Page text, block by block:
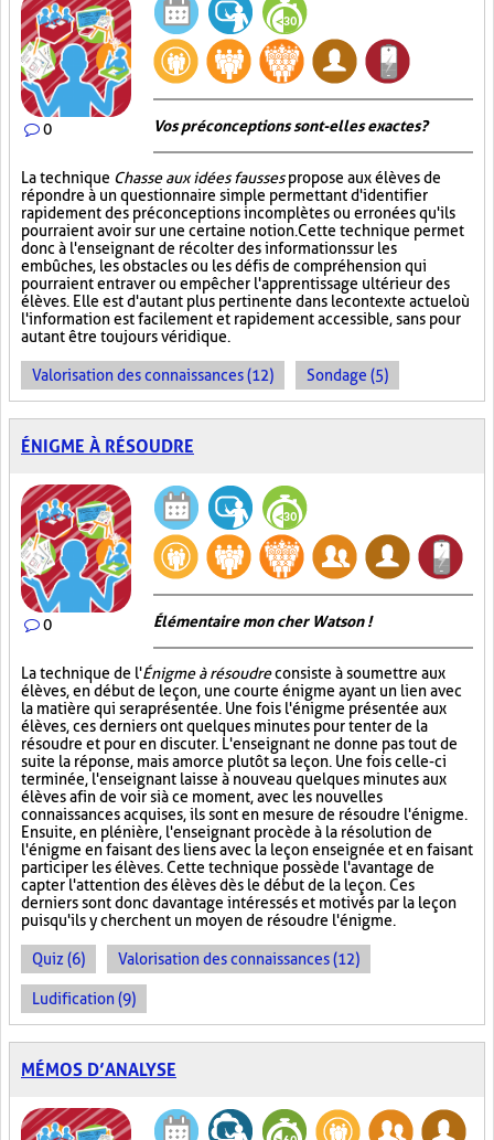
0 Vos préconceptions sont-elles exactes ?
La technique Chasse aux idées faussespropose aux élèves de
répondre à un questionnaire simple permettant d'identifier
rapidement des préconceptions incomplètes ou erronées qu'ils
pourraient avoir sur une certaine notion. Cette technique permet
donc à l'enseignant de récolter des informations sur les
embûches, les obstacles ou les défis de compréhension qui
pourraient entraver ou empêcher l'apprentissage ultérieur des
élèves. Elle est d'autant plus pertinente dans le contexte actuel où
l'information est facilement et rapidement accessible, sans pour
autant être toujours véridique.
Valorisation des connaissances (12) Sondage (5)
ÉNIGME À RÉSOUDRE
0 Élémentaire mon cher Watson !
La technique de l'Énigme à résoudreconsiste à soumettre aux
élèves, en début de leçon, une courte énigme ayant un lien avec
la matière qui sera présentée. Une fois l'énigme présentée aux
élèves, ces derniers ont quelques minutes pour tenter de la
résoudre et pour en discuter. L'enseignant ne donne pas tout de
suite la réponse, mais amorce plutôt sa leçon. Une fois celle-ci
terminée, l'enseignant laisse à nouveau quelques minutes aux
élèves afin de voir si à ce moment, avec les nouvelles
connaissances acquises, ils sont en mesure de résoudre l'énigme.
Ensuite, en plénière, l'enseignant procède à la résolution de
l'énigme en faisant des liens avec la leçon enseignée et en faisant
participer les élèves. Cette technique possède l'avantage de
capter l'attention des élèves dès le début de la leçon. Ces
derniers sont donc davantage intéressés et motivés par la leçon
puisqu'ils y cherchent un moyen de résoudre l'énigme.
Quiz (6) Valorisation des connaissances (12)
Ludification (9)
MÉMOS D’ANALYSE